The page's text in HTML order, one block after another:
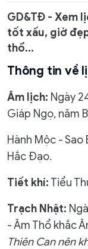
GD&TĐ - Xem
tốt xấu, giờ
thổ...
Thông tin về
Âm lịch: Ngày
Giáp Ngọ, năm
Hành Mộc - Sao
Hắc Đạo.
Tiết khí: Tiểu
Trạch Nhật:
- Âm Thổ khắc
Thiên Can nên